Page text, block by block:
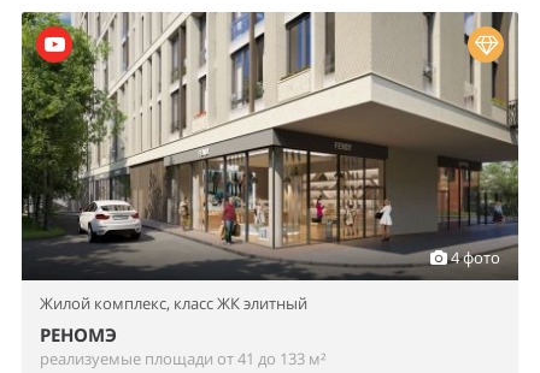
4 фото
Жилой комплекс, класс ЖК элитный
РЕНОМЭ
реализуемые площади от 41 до 133 м²